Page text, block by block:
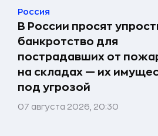
Россия
В России просят
банкротство для
пострадавших от
на складах — их
под угрозой
07 августа 2026, 20:30